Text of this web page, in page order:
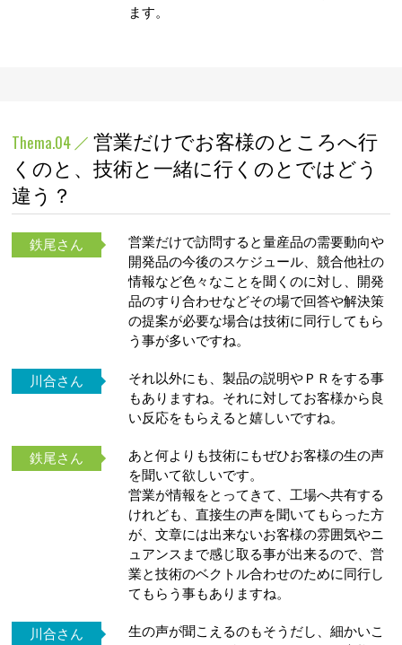
ます。
Thema.04
営業だけでお客様のところへ行
くのと、技術と一緒に行くのとではどう
違う？
鉄尾さん
営業だけで訪問すると量産品の需要動向や
開発品の今後のスケジュール、競合他社の
情報など色々なことを聞くのに対し、開発
品のすり合わせなどその場で回答や解決策
の提案が必要な場合は技術に同行してもら
う事が多いですね。
川合さん
それ以外にも、製品の説明やＰＲをする事
もありますね。それに対してお客様から良
い反応をもらえると嬉しいですね。
鉄尾さん
あと何よりも技術にもぜひお客様の生の声
を聞いて欲しいです。
営業が情報をとってきて、工場へ共有する
けれども、直接生の声を聞いてもらった方
が、文章には出来ないお客様の雰囲気やニ
ュアンスまで感じ取る事が出来るので、営
業と技術のベクトル合わせのために同行し
てもらう事もありますね。
川合さん
生の声が聞こえるのもそうだし、細かいこ